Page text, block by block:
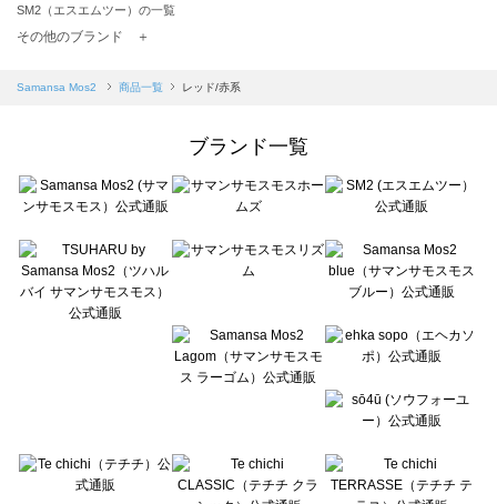
SM2（エスエムツー）の一覧
TSUHARU by Samansa Mos2（ツハルバイサマンサモスモス）の一覧
Samansa Mos2 blue（サマンサモスモス ブルー）の一覧
Te chichi（テチチ）の一覧
Te chichi CLASSIC（テチチ クラシック）の一覧
Lugnoncure（ルノンキュール）の一覧
BETTY'S BLUE（べティーズブルー）の一覧
Wpc.（ワールドパーティー）の一覧
その他のブランド ＋
Samansa Mos2 商品一覧 レッド/赤系
ブランド一覧